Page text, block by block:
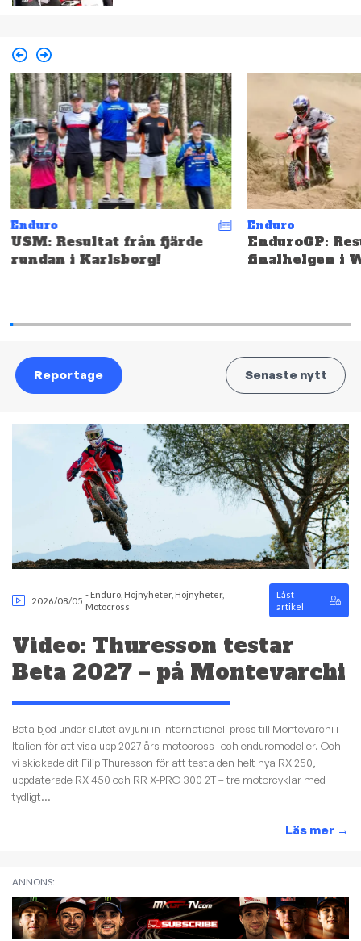
Enduro
USM: Resultat från fjärde
rundan i Karlsborg!
Enduro
EnduroGP:
finalhelgen i
Reportage Senaste nytt
2026/08/05
- Enduro Hojnyheter, Hojnyheter,
Motocross
Låst
artikel
Video: Thuresson testar
Beta 2027 – på Montevarchi
Beta bjöd under slutet av juni in internationell press till Montevarchi i
Italien för att visa upp 2027 års motocross- och enduromodeller. Och
vi skickade dit Filip Thuresson för att testa den helt nya RX 250,
uppdaterade RX 450 och RR X-PRO 300 2T – tre motorcyklar med
tydligt...
Läs mer →
ANNONS: